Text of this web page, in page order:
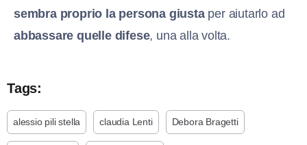
sembra proprio la persona giusta per aiutarlo ad
abbassare quelle difese, una alla volta.
Tags:
alessio pili stella claudia Lenti Debora Bragetti